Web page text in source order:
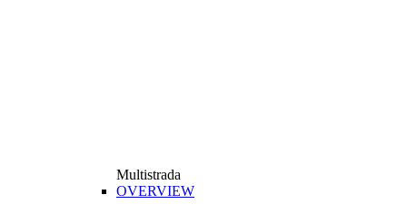
Multistrada
OVERVIEW